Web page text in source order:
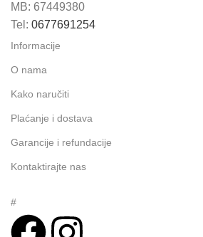
MB: 67449380
Tel: 0677691254
Informacije
O nama
Kako naručiti
Plaćanje i dostava
Garancije i refundacije
Kontaktirajte nas
#